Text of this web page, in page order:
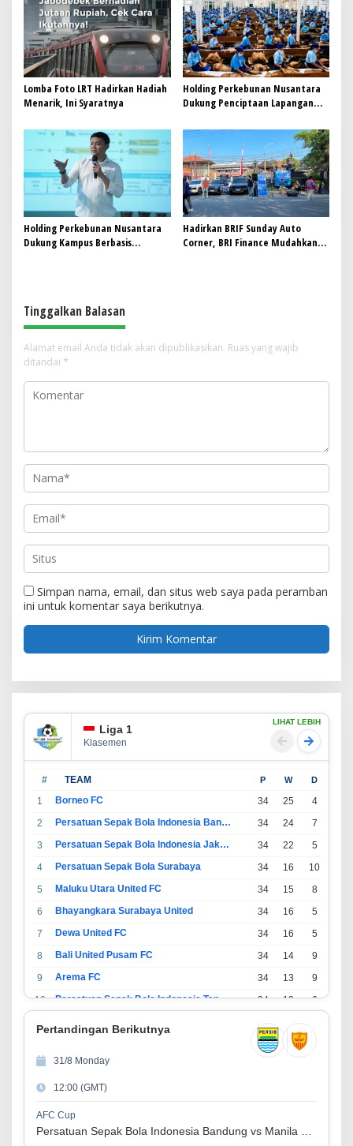
Lomba Foto LRT Hadirkan Hadiah
Menarik, Ini Syaratnya
Holding Perkebunan Nusantara
Dukung Penciptaan Lapangan
Pekerja di Pabrik Tembakau
Holding Perkebunan Nusantara
Dukung Kampus Berbasis
Hadirkan BRIF Sunday Auto
Corner, BRI Finance Mudahkan
Tinggalkan Balasan
Alamat email Anda tidak akan dipublikasikan. Ruas yang wajib
ditandai *
Simpan nama, email, dan situs web saya pada peramban
ini untuk komentar saya berikutnya.
Liga 1
Klasemen
LIHAT LEBIH
# TEAM P W D
1 Borneo FC 34 25 4
2
Persatuan Sepak Bola Indonesia Bandung 34 24 7
3
Persatuan Sepak Bola Indonesia Jakarta 34 22 5
4
Persatuan Sepak Bola Surabaya 34 16 10
5
Maluku Utara United FC 34 15 8
6
Bhayangkara Surabaya United 34 16 5
7
Dewa United FC 34 16 5
8
Bali United Pusam FC 34 14 9
9
Arema FC 34 13 9
10
Persatuan Sepak Bola Indonesia Tangerang 34 13 6
34 11
13
14
Madura United FC
15
Persatuan Sepakbola Makassar
16
Persis Solo 34 8 10
Pertandingan Berikutnya
31/8 Monday
12:00 (GMT)
AFC Cup